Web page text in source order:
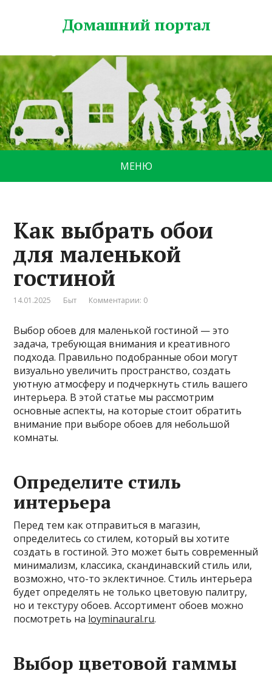
Домашний портал
МЕНЮ
Как выбрать обои
для маленькой
гостиной
14.01.2025 Быт Комментарии: 0
Выбор обоев для маленькой гостиной — это
задача, требующая внимания и креативного
подхода. Правильно подобранные обои могут
визуально увеличить пространство, создать
уютную атмосферу и подчеркнуть стиль вашего
интерьера. В этой статье мы рассмотрим
основные аспекты, на которые стоит обратить
внимание при выборе обоев для небольшой
комнаты.
Определите стиль
интерьера
Перед тем как отправиться в магазин,
определитесь со стилем, который вы хотите
создать в гостиной. Это может быть современный
минимализм, классика, скандинавский стиль или,
возможно, что-то эклектичное. Стиль интерьера
будет определять не только цветовую палитру,
но и текстуру обоев. Ассортимент обоев можно
посмотреть на loyminaural.ru.
Выбор цветовой гаммы